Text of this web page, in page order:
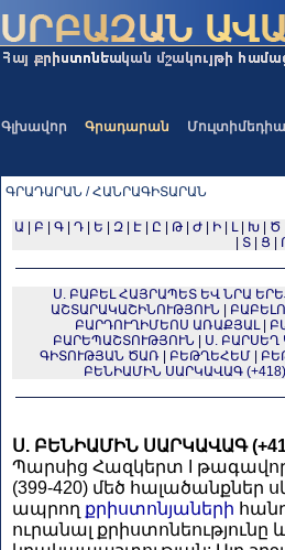
Գլխավոր Գրադարան Մուլտիմեդիա
ԳՐԱԴԱՐԱՆ / ՀԱՆՐԱԳԻՏԱՐԱՆ
Ա Բ Գ| Դ| Ե Զ| Է| Ը Թ| Ժ| Ի| Լ| Խ| Ծ
Տ Ց
Ս. ԲԱԲԵԼ ՀԱՅՐԱՊԵՏ ԵՎ ՆՐԱ
ԱՇՏԱՐԱԿԱՇԻՆՈՒԹՅՈՒՆ
ԲԱՐԴՈՒՂԻՄԵՈՍ ԱՌԱՔՅԱԼ|
ԲԱՐԵՊԱՇՏՈՒԹՅՈՒՆ
Ս. ԲԱՐՍԵՂ
ԳԻՏՈՒԹՅԱՆ ԾԱՌ
ԲԵԹՂԵՀԵՄ
ԲԵՆԻԱՄԻՆ ՍԱՐԿԱՎԱԳ (+418)
Ս. ԲԵՆԻԱՄԻՆ ՍԱՐԿԱՎԱԳ
Պարսից Հազկերտ I
(399-420) մեծ
ապրող քրիստոնյաների
ուրանալ